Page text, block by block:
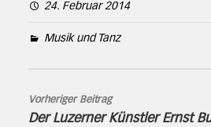
24. Februar 2014
Musik und Tanz
Vorheriger Beitrag
Der Luzerner Künstler Ernst